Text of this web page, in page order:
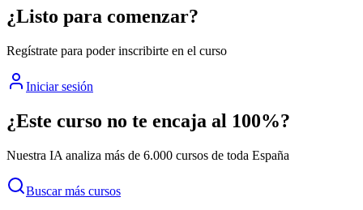
¿Listo para comenzar?
Regístrate para poder inscribirte en el curso
Iniciar sesión
¿Este curso no te encaja al 100%?
Nuestra IA analiza más de 6.000 cursos de toda España
Buscar más cursos